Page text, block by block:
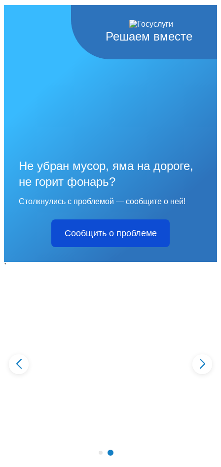
Решаем вместе
Не убран мусор, яма на дороге,
не горит фонарь?
Столкнулись с проблемой — сообщите о ней!
Сообщить о проблеме
`